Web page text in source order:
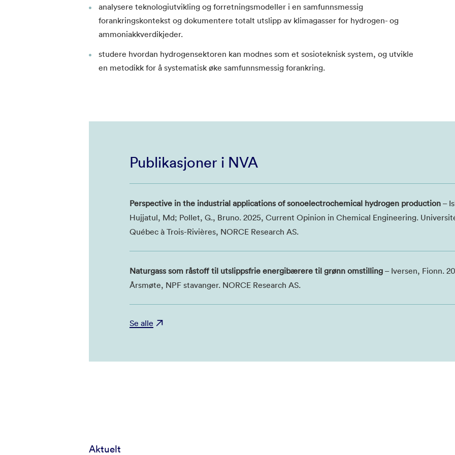
analysere teknologiutvikling og forretningsmodeller i en samfunnsmessig
forankringskontekst og dokumentere totalt utslipp av klimagasser for hydrogen- og
ammoniakkverdikjeder.
studere hvordan hydrogensektoren kan modnes som et sosioteknisk system, og utvikle
en metodikk for å systematisk øke samfunnsmessig forankring.
Publikasjoner i NVA
Perspective in the industrial applications of sonoelectrochemical hydrogen production –
Hujjatul, Md; Pollet, G., Bruno. 2025, Current Opinion in Chemical Engineering.
Québec à Trois-Rivières, NORCE Research AS.
Naturgass som råstoff til utslippsfrie energibærere til grønn omstilling – Iversen, Fionn.
Årsmøte, NPF stavanger. NORCE Research AS.
Se alle
Aktuelt